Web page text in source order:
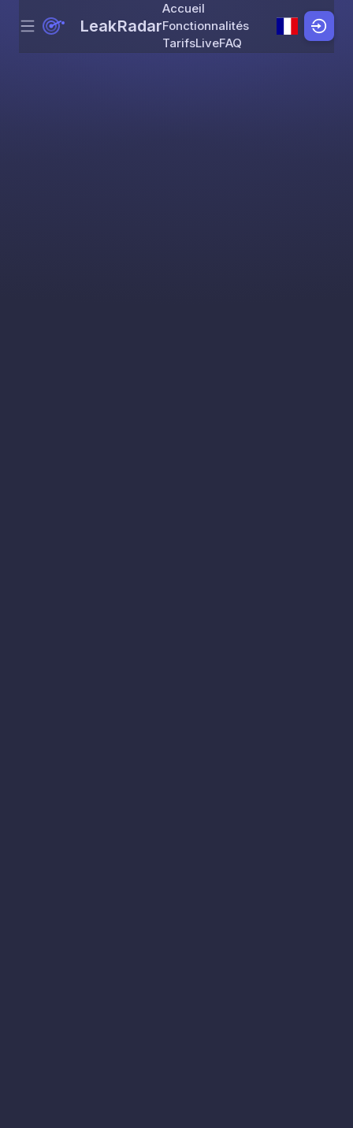
Skip to content
Menu LeakRadar
Accueil
Fonctionnalités
TarifsLiveFAQ